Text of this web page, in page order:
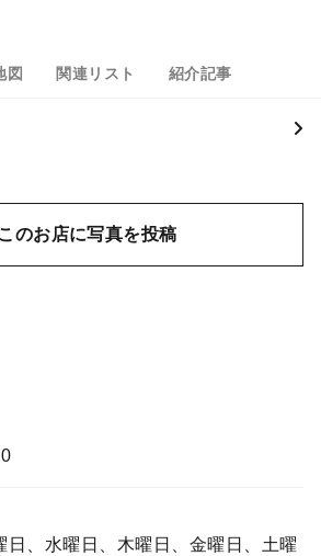
図 関連リスト 紹介記事
このお店に写真を投稿
日、水曜日、木曜日、金曜日、土曜